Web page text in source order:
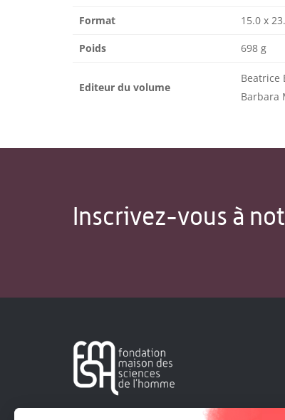
Format 15.0 x
Poids 698 g
Editeur du volume
Beatrice
Barbara
Inscrivez-vous à
Créée en 1963, la Fondation Maison Sciences de